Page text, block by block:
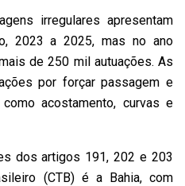
irregulares apresentam
2023 a 2025, mas no ano
de 250 mil autuações. As
por forçar passagem e
acostamento, curvas e
dos artigos 191, 202 e 203
(CTB) é a Bahia, com